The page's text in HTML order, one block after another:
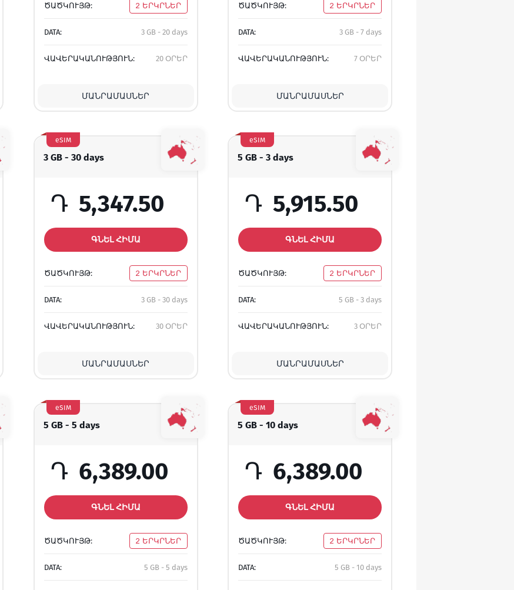
ԾԱԾԿՈՒՅԹ: 2 ԵՐԿՐՆԵՐ
DATA: 3 GB - 20 days
ՎԱՎԵՐԱԿԱՆՈՒԹՅՈՒՆ: 20 ՕՐԵՐ
ՄԱՆՐԱՄԱՍՆԵՐ
ԾԱԾԿՈՒՅԹ: 2 ԵՐԿՐՆԵՐ
DATA: 3 GB - 7 days
ՎԱՎԵՐԱԿԱՆՈՒԹՅՈՒՆ: 7 ՕՐԵՐ
ՄԱՆՐԱՄԱՍՆԵՐ
3 GB - 30 days
eSIM
Դ 5,347.50
ԳՆԵԼ ՀԻՄԱ
ԾԱԾԿՈՒՅԹ: 2 ԵՐԿՐՆԵՐ
DATA: 3 GB - 30 days
ՎԱՎԵՐԱԿԱՆՈՒԹՅՈՒՆ: 30 ՕՐԵՐ
ՄԱՆՐԱՄԱՍՆԵՐ
5 GB - 3 days
eSIM
Դ 5,915.50
ԳՆԵԼ ՀԻՄԱ
ԾԱԾԿՈՒՅԹ: 2 ԵՐԿՐՆԵՐ
DATA: 5 GB - 3 days
ՎԱՎԵՐԱԿԱՆՈՒԹՅՈՒՆ: 3 ՕՐԵՐ
ՄԱՆՐԱՄԱՍՆԵՐ
5 GB - 5 days
eSIM
Դ 6,389.00
ԳՆԵԼ ՀԻՄԱ
ԾԱԾԿՈՒՅԹ: 2 ԵՐԿՐՆԵՐ
DATA: 5 GB - 5 days
5 GB - 10 days
eSIM
Դ 6,389.00
ԳՆԵԼ ՀԻՄԱ
ԾԱԾԿՈՒՅԹ: 2 ԵՐԿՐՆԵՐ
DATA: 5 GB - 10 days